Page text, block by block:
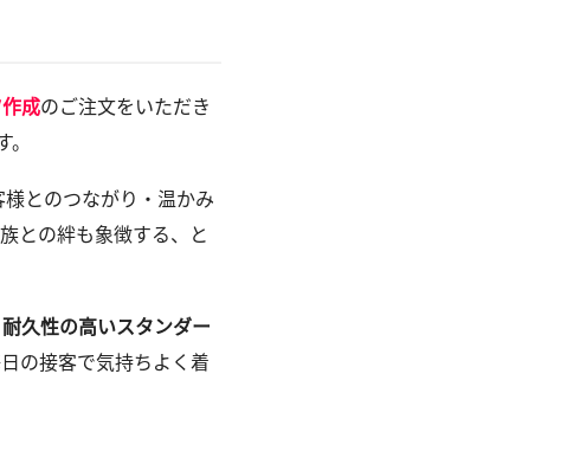
成のご注文をいただき
とのつながり・温かみ
との絆も象徴する、と
久性の高いスタンダー
の接客で気持ちよく着